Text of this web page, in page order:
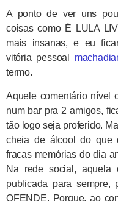
A ponto de ver uns
coisas como É LULA
mais insanas, e eu
vitória pessoal
termo.
Aquele comentário nível
num bar pra 2 amigos,
tão logo seja proferido.
cheia de álcool do que
fracas memórias do dia
Na rede social, aquela
publicada para
OFENDE. Porque, ao